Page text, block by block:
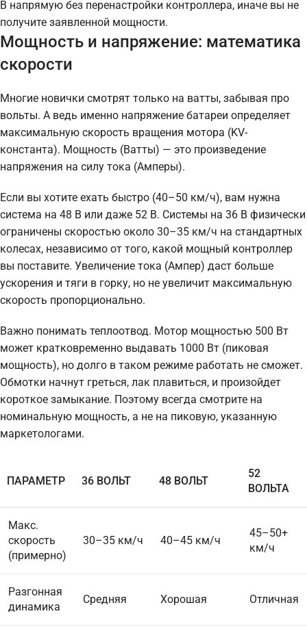
В напрямую без перенастройки контроллера, иначе вы не
получите заявленной мощности.
Мощность и напряжение: математика
скорости
Многие новички смотрят только на ватты, забывая про
вольты. А ведь именно напряжение батареи определяет
максимальную скорость вращения мотора (KV-
константа). Мощность (Ватты) — это произведение
напряжения на силу тока (Амперы).
Если вы хотите ехать быстро (40–50 км/ч), вам нужна
система на 48 В или даже 52 В. Системы на 36 В физически
ограничены скоростью около 30–35 км/ч на стандартных
колесах, независимо от того, какой мощный контроллер
вы поставите. Увеличение тока (Ампер) даст больше
ускорения и тяги в горку, но не увеличит максимальную
скорость пропорционально.
Важно понимать теплоотвод. Мотор мощностью 500 Вт
может кратковременно выдавать 1000 Вт (пиковая
мощность), но долго в таком режиме работать не сможет.
Обмотки начнут греться, лак плавиться, и произойдет
короткое замыкание. Поэтому всегда смотрите на
номинальную мощность, а не на пиковую, указанную
маркетологами.
ПАРАМЕТР 36 ВОЛЬТ 48 ВОЛЬТ
52
ВОЛЬТА
Макс.
скорость
(примерно)
30–35 км/ч 40–45 км/ч
45–50+
км/ч
Разгонная
динамика
Средняя Хорошая Отличная